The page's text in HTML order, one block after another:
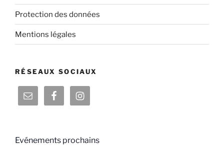
Protection des données
Mentions légales
RÉSEAUX SOCIAUX
Evénements prochains